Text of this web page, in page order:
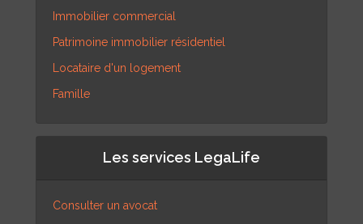
Immobilier commercial
Patrimoine immobilier résidentiel
Locataire d'un logement
Famille
Les services LegaLife
Consulter un avocat